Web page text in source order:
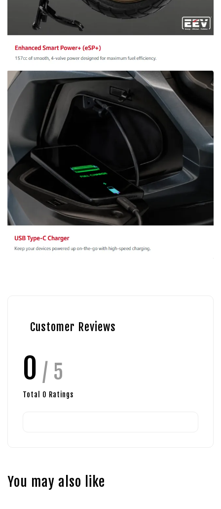
Customer Reviews
0 / 5
Total 0 Ratings
You may also like